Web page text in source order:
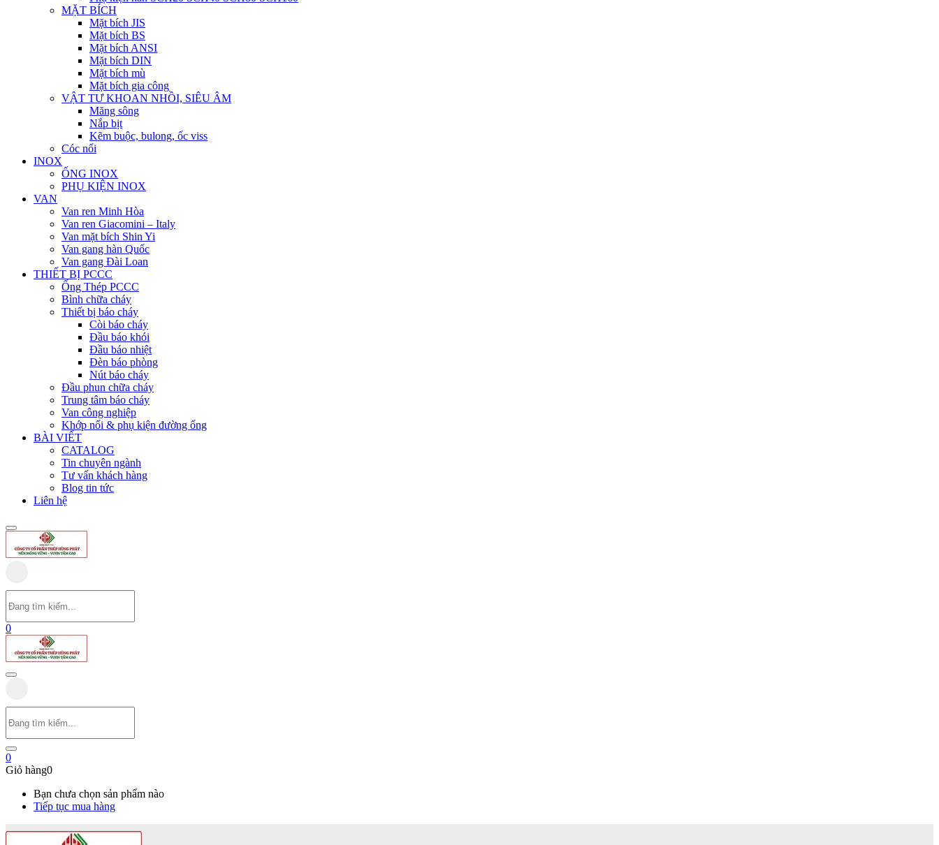
MẶT BÍCH
Mặt bích JIS
Mặt bích BS
Mặt bích ANSI
Mặt bích DIN
Mặt bích mù
Mặt bích gia công
VẬT TƯ KHOAN NHỒI, SIÊU ÂM
Măng sông
Nắp bịt
Kẽm buộc, bulong, ốc viss
Cóc nối
INOX
ỐNG INOX
PHỤ KIỆN INOX
VAN
Van ren Minh Hòa
Van ren Giacomini – Italy
Van mặt bích Shin Yi
Van gang hàn Quốc
Van gang Đài Loan
THIẾT BỊ PCCC
Ống Thép PCCC
Bình chữa cháy
Thiết bị báo cháy
Còi báo cháy
Đầu báo khói
Đầu báo nhiệt
Đèn báo phòng
Nút báo cháy
Đầu phun chữa cháy
Trung tâm báo cháy
Van công nghiệp
Khớp nối & phụ kiện đường ống
BÀI VIẾT
CATALOG
Tin chuyên ngành
Tư vấn khách hàng
Blog tin tức
Liên hệ
0
0
Giỏ hàng0
Bạn chưa chọn sản phẩm nào
Tiếp tục mua hàng